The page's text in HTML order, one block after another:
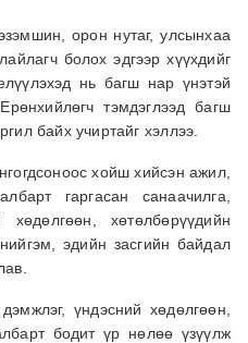
орон нутаг, улсынхаа
болох эдгээр хүүхдийг
нь багш нар үнэтэй
тэмдэглээд багш
байх учиртайг хэллээ.
хойш хийсэн ажил,
гаргасан санаачилга,
хөдөлгөөн, хөтөлбөрүүдийн
эдийн засгийн байдал
үндэсний хөдөлгөөн,
бодит үр нөлөө үзүүлж